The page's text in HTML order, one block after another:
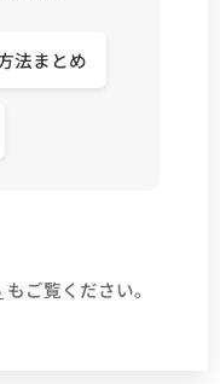
法まとめ
もご覧ください。